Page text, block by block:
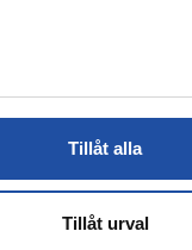
Tillåt alla
Tillåt urval